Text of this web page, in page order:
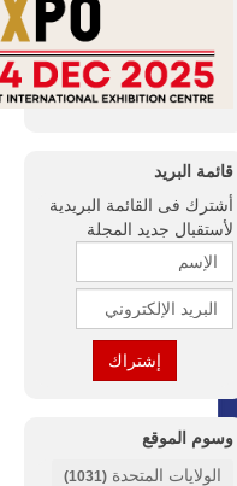
قائمة البريد
أشترك فى القائمة البريدية
لأستقبال جديد المجلة
وسوم الموقع
الولايات المتحدة (1031)